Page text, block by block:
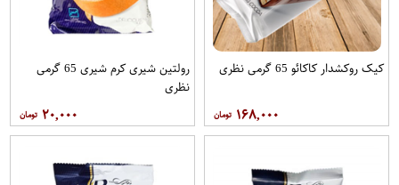
کیک روکشدار کاکائو 65 گرمی نظری
۱۶۸,۰۰۰
رولتین شیری کرم شیری 65 گرمی
نظری
۲۰,۰۰۰